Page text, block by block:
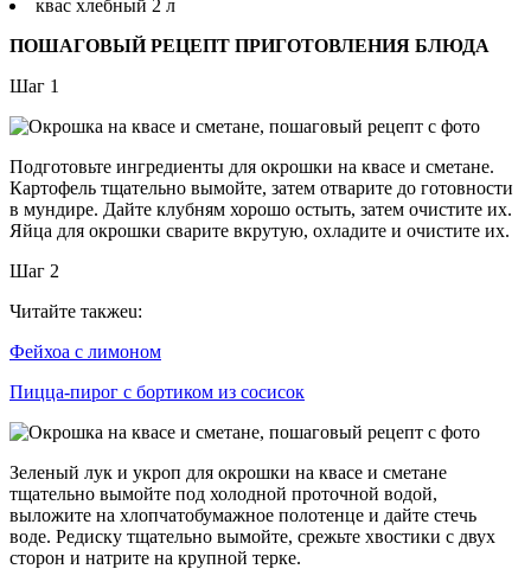
квас хлебный 2 л
ПОШАГОВЫЙ РЕЦЕПТ ПРИГОТОВЛЕНИЯ БЛЮДА
Шаг 1
Подготовьте ингредиенты для окрошки на квасе и сметане.
Картофель тщательно вымойте, затем отварите до готовности
в мундире. Дайте клубням хорошо остыть, затем очистите их.
Яйца для окрошки сварите вкрутую, охладите и очистите их.
Шаг 2
Читайте такжеu:
Фейхоа с лимоном
Пицца-пирог с бортиком из сосисок
Зеленый лук и укроп для окрошки на квасе и сметане
тщательно вымойте под холодной проточной водой,
выложите на хлопчатобумажное полотенце и дайте стечь
воде. Редиску тщательно вымойте, срежьте хвостики с двух
сторон и натрите на крупной терке.